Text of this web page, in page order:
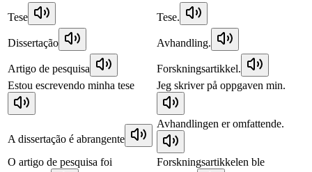
Tese
Tese.
Dissertação Avhandling.
Artigo de pesquisa
Forskningsartikkel.
Estou escrevendo minha tese
Jeg skriver på oppgaven min.
A dissertação é abrangente
Avhandlingen er omfattende.
O artigo de pesquisa foi
Forskningsartikkelen ble